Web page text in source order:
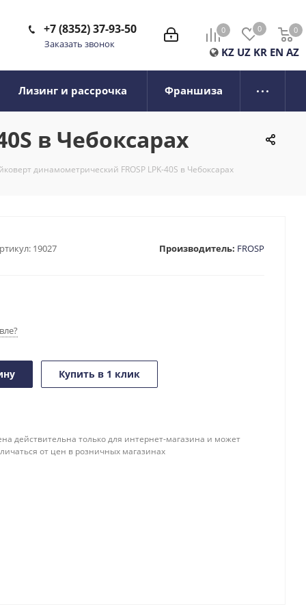
0 0 0
0
KZ UZ KR EN AZ
+7 (8352) 37-93-50
Заказать звонок
Лизинг и рассрочка Франшиза
в Чебоксарах
динамометрический FROSP LPK-40S в Чебоксарах
19027 Производитель: FROSP
Купить в 1 клик
действительна только для интернет-магазина и может
от цен в розничных магазинах